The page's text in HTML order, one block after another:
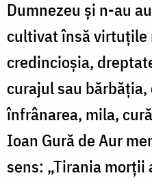
Dumnezeu şi n-au
cultivat însă virtuţile
credincioșia,
curajul sau bărbăția,
înfrânarea, mila,
Ioan Gură de Aur
sens: „Tirania